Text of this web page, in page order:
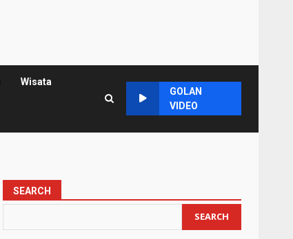
Wisata
GOLAN
VIDEO
SEARCH
SEARCH